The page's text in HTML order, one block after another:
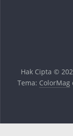
Hak Cipta ©
Tema: ColorMag